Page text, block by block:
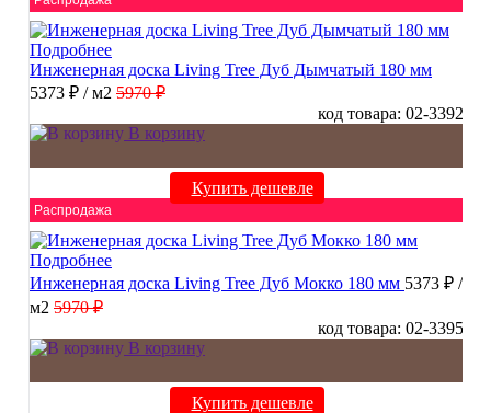
Подробнее
Инженерная доска Living Tree Дуб Дымчатый 180 мм
5373 ₽ / м2 5970 ₽
код товара: 02-3392
В корзину
Купить дешевле
Распродажа
Подробнее
Инженерная доска Living Tree Дуб Мокко 180 мм 5373 ₽ /
м2 5970 ₽
код товара: 02-3395
В корзину
Купить дешевле